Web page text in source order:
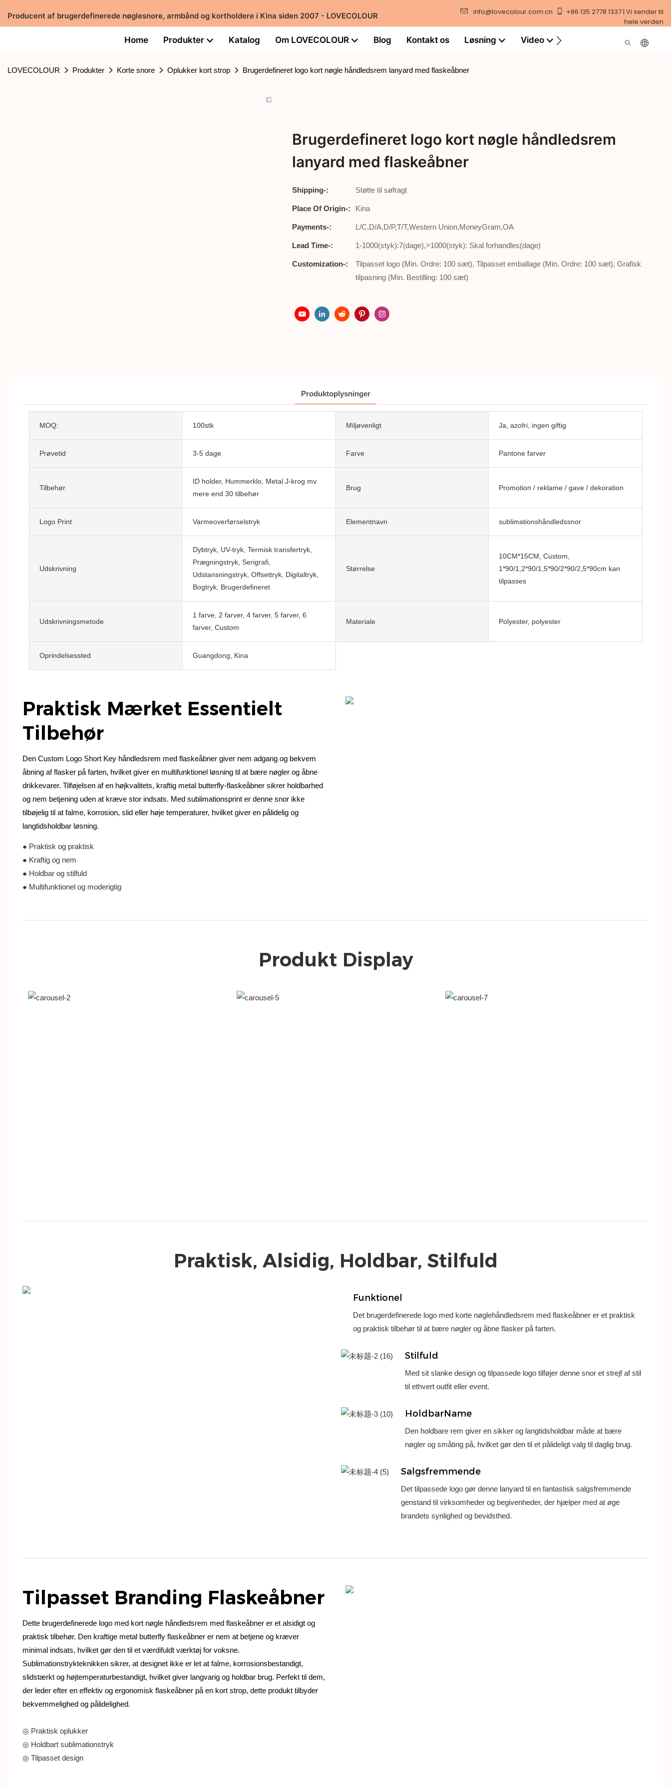
Producent af brugerdefinerede nøglesnore, armbånd og kortholdere i Kina siden 2007 - LOVECOLOUR info@lovecolour.com.cn
+86 135 2778 1337 | Vi sender til
hele verden
Home Produkter Katalog Om LOVECOLOUR Blog Kontakt os Løsning Video
LOVECOLOUR Produkter Korte snore Oplukker kort strop Brugerdefineret logo kort nøgle håndledsrem lanyard med flaskeåbner
Brugerdefineret logo kort nøgle håndledsrem
lanyard med flaskeåbner
Shipping-: Støtte til søfragt
Place Of Origin-: Kina
Payments-: L/C,D/A,D/P,T/T,Western Union,MoneyGram,OA
Lead Time-: 1-1000(styk):7(dage),>1000(styk): Skal forhandles(dage)
Customization-:
Tilpasset logo (Min. Ordre: 100 sæt), Tilpasset emballage (Min. Ordre: 100 sæt), Grafisk
tilpasning (Min. Bestilling: 100 sæt)
Produktoplysninger
MOQ: 100stk Miljøvenligt Ja, azofri, ingen giftig
Prøvetid 3-5 dage Farve Pantone farver
Tilbehør
ID holder, Hummerklo, Metal J-krog mv.
mere end 30 tilbehør
Brug Promotion / reklame / gave / dekoration
Logo Print Varmeoverførselstryk Elementnavn sublimationshåndledssnor
Udskrivning
Dybtryk, UV-tryk, Termisk transfertryk,
Prægningstryk, Serigrafi,
Udstansningstryk, Offsettryk, Digitaltryk,
Bogtryk, Brugerdefineret
Størrelse
10CM*15CM, Custom,
1*90/1,2*90/1,5*90/2*90/2,5*90cm kan
tilpasses
Udskrivningsmetode
1 farve, 2 farver, 4 farver, 5 farver, 6
farver, Custom
Materiale Polyester, polyester
Oprindelsessted Guangdong, Kina
Praktisk Mærket Essentielt
Tilbehør
Den Custom Logo Short Key håndledsrem med flaskeåbner giver nem adgang og bekvem
åbning af flasker på farten, hvilket giver en multifunktionel løsning til at bære nøgler og åbne
drikkevarer. Tilføjelsen af ​​en højkvalitets, kraftig metal butterfly-flaskeåbner sikrer holdbarhed
og nem betjening uden at kræve stor indsats. Med sublimationsprint er denne snor ikke
tilbøjelig til at falme, korrosion, slid eller høje temperaturer, hvilket giver en pålidelig og
langtidsholdbar løsning.
● Praktisk og praktisk
● Kraftig og nem
● Holdbar og stilfuld
● Multifunktionel og moderigtig
Produkt Display
Praktisk, Alsidig, Holdbar, Stilfuld
Funktionel
Det brugerdefinerede logo med korte nøglehåndledsrem med flaskeåbner er et praktisk
og praktisk tilbehør til at bære nøgler og åbne flasker på farten.
Stilfuld
Med sit slanke design og tilpassede logo tilføjer denne snor et strejf af stil
til ethvert outfit eller event.
HoldbarName
Den holdbare rem giver en sikker og langtidsholdbar måde at bære
nøgler og småting på, hvilket gør den til et pålideligt valg til daglig brug.
Salgsfremmende
Det tilpassede logo gør denne lanyard til en fantastisk salgsfremmende
genstand til virksomheder og begivenheder, der hjælper med at øge
brandets synlighed og bevidsthed.
Tilpasset Branding Flaskeåbner
Dette brugerdefinerede logo med kort nøgle håndledsrem med flaskeåbner er et alsidigt og
praktisk tilbehør. Den kraftige metal butterfly flaskeåbner er nem at betjene og kræver
minimal indsats, hvilket gør den til et værdifuldt værktøj for voksne.
Sublimationstrykteknikken sikrer, at designet ikke er let at falme, korrosionsbestandigt,
slidstærkt og højtemperaturbestandigt, hvilket giver langvarig og holdbar brug. Perfekt til dem,
der leder efter en effektiv og ergonomisk flaskeåbner på en kort strop, dette produkt tilbyder
bekvemmelighed og pålidelighed.
◎ Praktisk oplukker
◎ Holdbart sublimationstryk
◎ Tilpasset design